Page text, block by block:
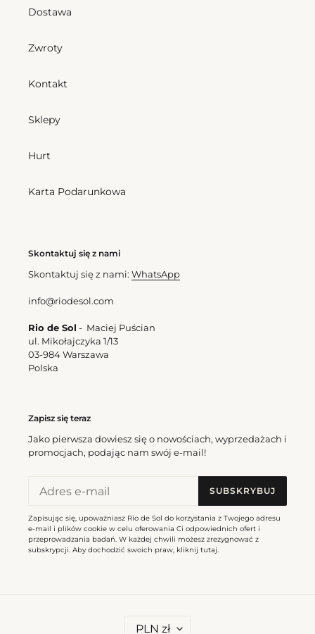
Dostawa
Zwroty
Kontakt
Sklepy
Hurt
Karta Podarunkowa
Skontaktuj się z nami
Skontaktuj się z nami: WhatsApp
info@riodesol.com
Rio de Sol - Maciej Puścian
ul. Mikołajczyka 1/13
03-984 Warszawa
Polska
Zapisz się teraz
Jako pierwsza dowiesz się o nowościach, wyprzedażach i
promocjach, podając nam swój e-mail!
SUBSKRYBUJ
Zapisując się, upoważniasz Rio de Sol do korzystania z Twojego adresu
e-mail i plików cookie w celu oferowania Ci odpowiednich ofert i
przeprowadzania badań. W każdej chwili możesz zrezygnować z
subskrypcji. Aby dochodzić swoich praw, kliknij tutaj.
PLN zł